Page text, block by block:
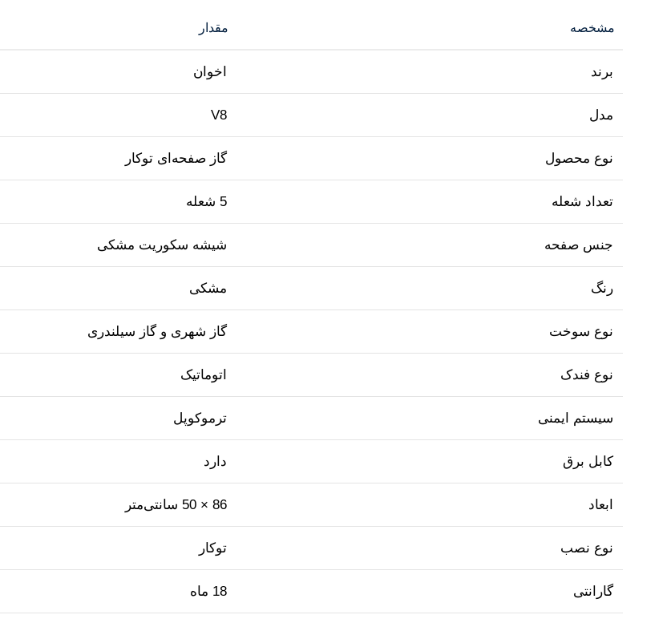
مشخصه مقدار
برند اخوان
مدل V8
نوع محصول گاز صفحه‌ای توکار
تعداد شعله 5 شعله
جنس صفحه شیشه سکوریت مشکی
رنگ مشکی
نوع سوخت گاز شهری و گاز سیلندری
نوع فندک اتوماتیک
سیستم ایمنی ترموکوپل
کابل برق دارد
ابعاد 86 × 50 سانتی‌متر
نوع نصب توکار
گارانتی 18 ماه